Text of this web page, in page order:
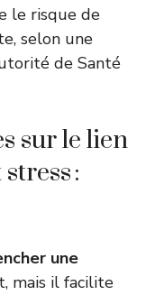
le risque de
selon une
de Santé
sur le lien
:
une
mais il facilite